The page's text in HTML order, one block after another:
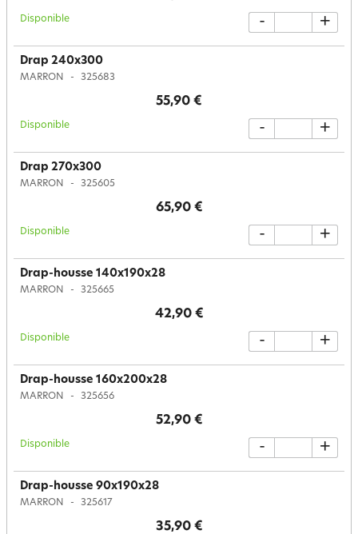
Disponible - +
Drap 240x300
MARRON 325683
55,90 €
Disponible - +
Drap 270x300
MARRON 325605
65,90 €
Disponible - +
Drap-housse 140x190x28
MARRON 325665
42,90 €
Disponible - +
Drap-housse 160x200x28
MARRON 325656
52,90 €
Disponible - +
Drap-housse 90x190x28
MARRON 325617
35,90 €